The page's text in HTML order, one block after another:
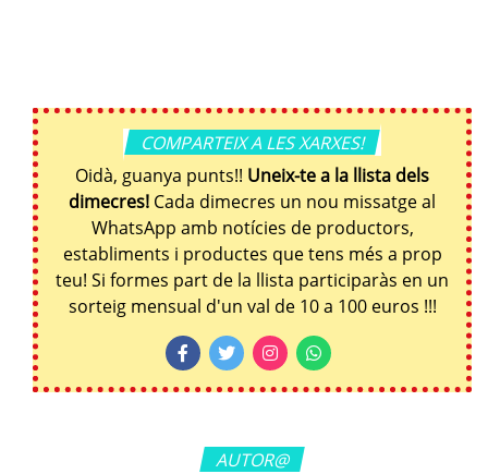
COMPARTEIX A LES XARXES!
Oidà, guanya punts!! Uneix-te a la llista dels
dimecres! Cada dimecres un nou missatge al
WhatsApp amb notícies de productors,
establiments i productes que tens més a prop
teu! Si formes part de la llista participaràs en un
sorteig mensual d'un val de 10 a 100 euros !!!
AUTOR@